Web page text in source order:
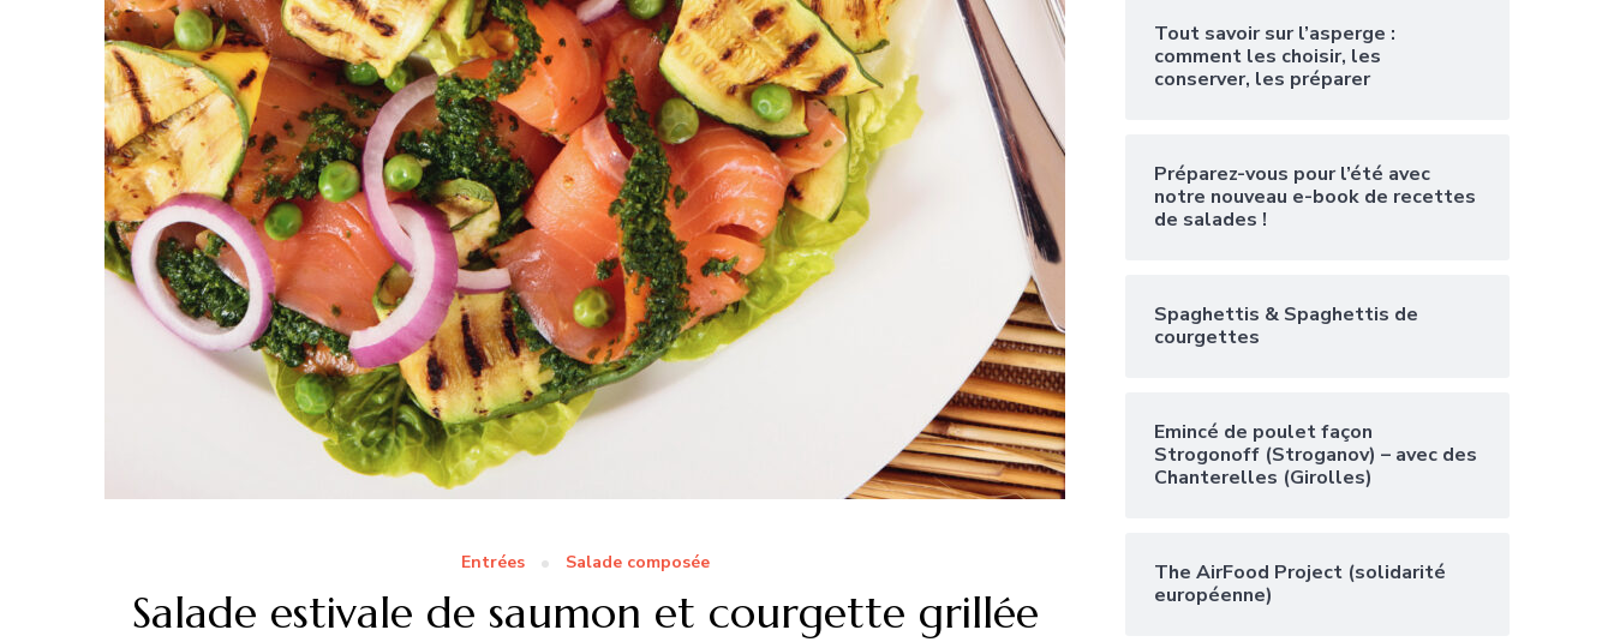
Entrées Salade composée
Salade estivale de saumon et courgette grillée
Tout savoir sur l’asperge :
comment les choisir, les
conserver, les préparer
Préparez-vous pour l’été avec
notre nouveau e-book de recettes
de salades !
Spaghettis & Spaghettis de
courgettes
Emincé de poulet façon
Strogonoff (Stroganov) – avec des
Chanterelles (Girolles)
The AirFood Project (solidarité
européenne)